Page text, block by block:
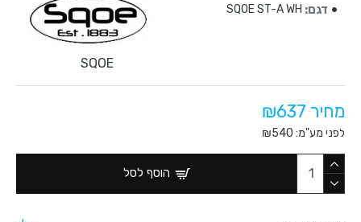
דגם: SQOE ST-A WH
SQOE
מחיר ₪637
לפני מע"מ: ₪540
הוסף לסל